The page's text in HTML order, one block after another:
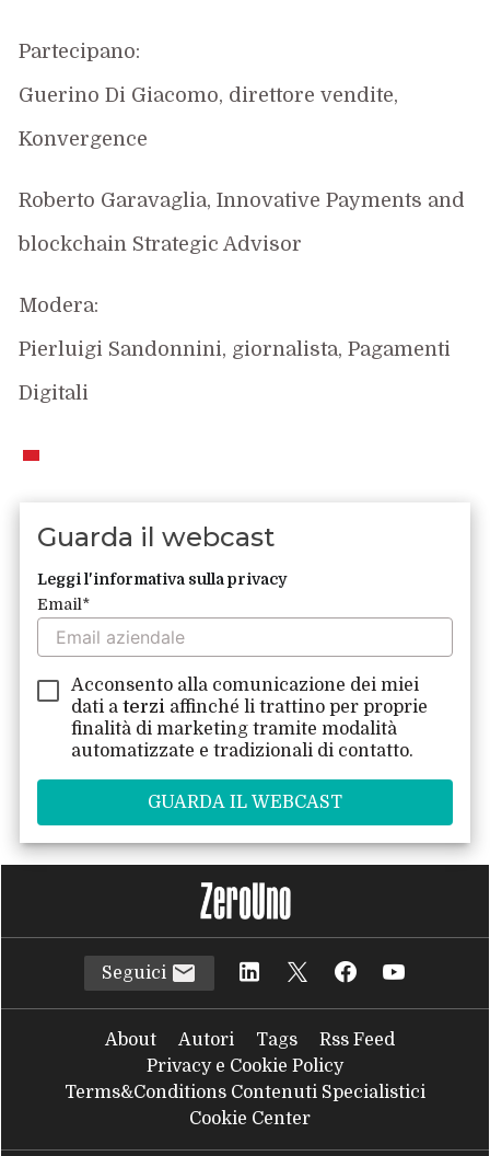
Partecipano:
Guerino Di Giacomo, direttore vendite,
Konvergence
Roberto Garavaglia, Innovative Payments and
blockchain Strategic Advisor
Modera:
Pierluigi Sandonnini, giornalista, Pagamenti
Digitali
Guarda il webcast
Leggi l'informativa sulla privacy
Email *
Acconsento alla comunicazione dei miei
dati aterzi affinché li trattino per proprie
finalità di marketing tramite modalità
automatizzate e tradizionali di contatto.
Seguici
About Autori Tags
Rss Feed
Privacy e Cookie Policy
Terms&Conditions Contenuti Specialistici
Cookie Center